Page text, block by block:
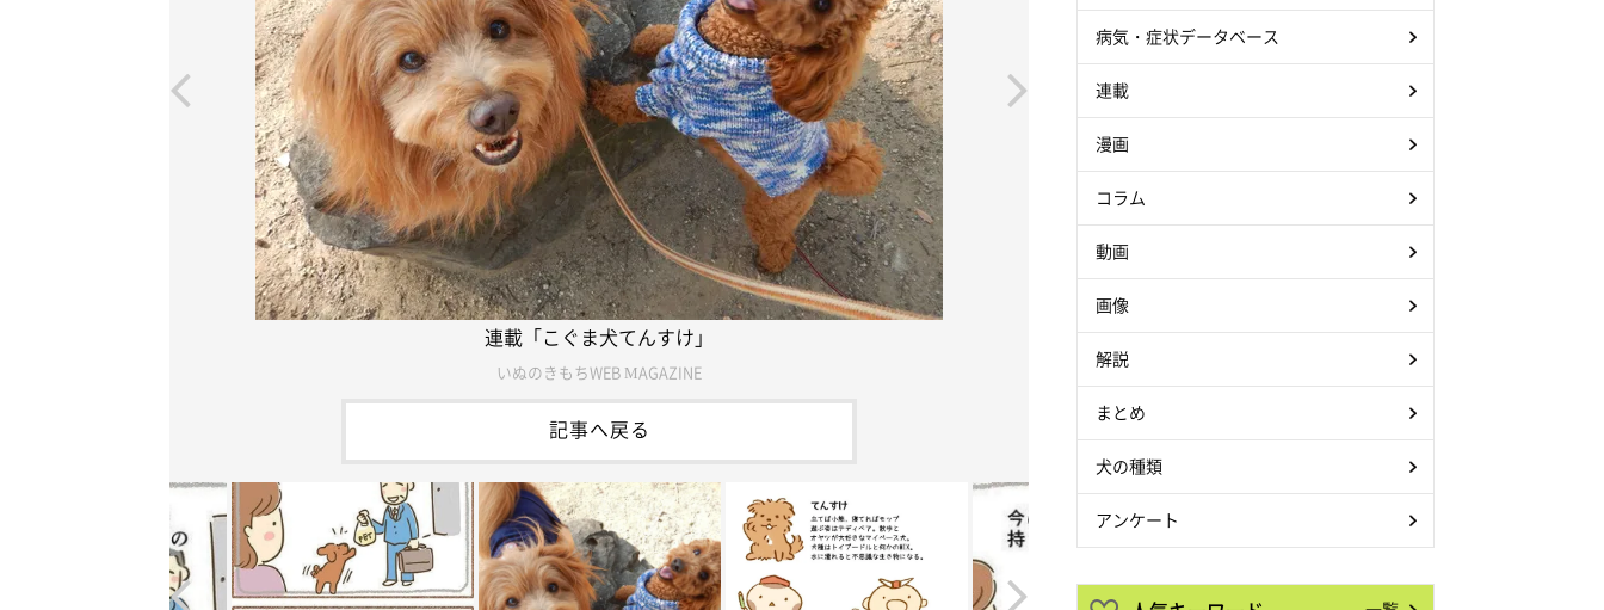
連載「こぐま犬てんすけ」
いぬのきもちWEB MAGAZINE
記事へ戻る
病気・症状データベース
連載
漫画
コラム
動画
画像
解説
まとめ
犬の種類
アンケート